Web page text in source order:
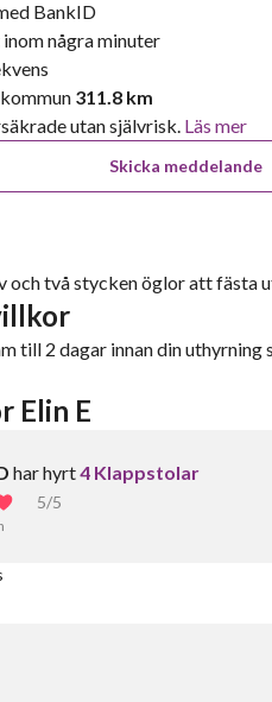
BankID
några minuter
311.8 km
utan självrisk. Läs mer
Skicka meddelande
två stycken öglor att fästa
till 2 dagar innan din
Elin E
har hyrt4 Klappstolar
5/5